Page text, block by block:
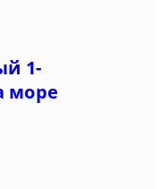
1-
море